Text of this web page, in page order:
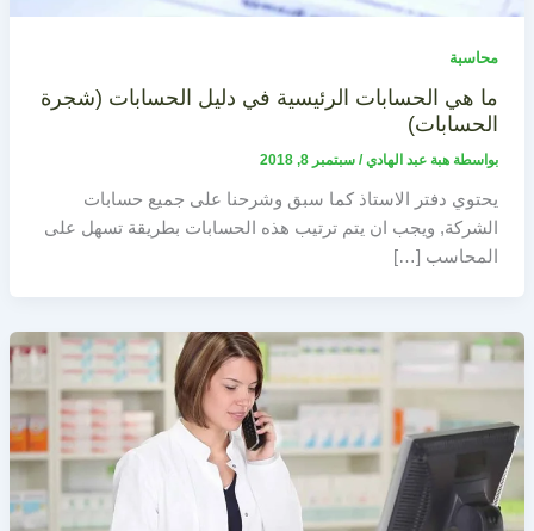
محاسبة
ما هي الحسابات الرئيسية في دليل الحسابات (شجرة
الحسابات)
بواسطة هبة عبد الهادي/ سبتمبر 8, 2018
يحتوي دفتر الاستاذ كما سبق وشرحنا على جميع حسابات
الشركة, ويجب ان يتم ترتيب هذه الحسابات بطريقة تسهل على
المحاسب […]